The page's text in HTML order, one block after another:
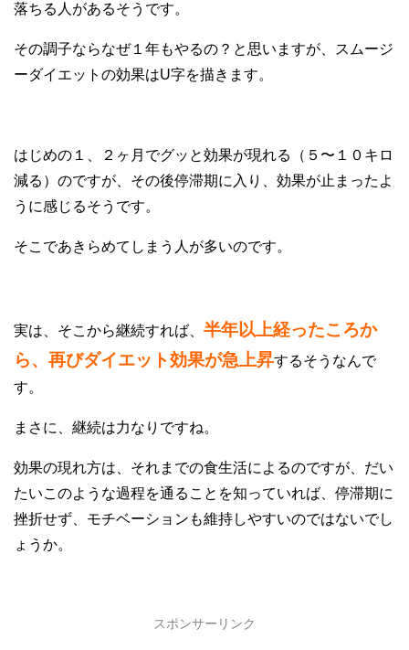
落ちる人があるそうです。
その調子ならなぜ１年もやるの？と思いますが、スムージ
ーダイエットの効果はU字を描きます。
はじめの１、２ヶ月でグッと効果が現れる（５〜１０キロ
減る）のですが、その後停滞期に入り、効果が止まったよ
うに感じるそうです。
そこであきらめてしまう人が多いのです。
実は、そこから継続すれば、 半年以上経ったころか
ら、再びダイエット効果が急上昇するそうなんで
す。
まさに、継続は力なりですね。
効果の現れ方は、それまでの食生活によるのですが、だい
たいこのような過程を通ることを知っていれば、停滞期に
挫折せず、モチベーションも維持しやすいのではないでし
ょうか。
スポンサーリンク